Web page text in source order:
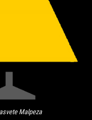
Malpeza